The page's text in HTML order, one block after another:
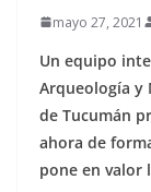
mayo 27, 2021
Un equipo
Arqueología y
de Tucumán
ahora de
pone en valor